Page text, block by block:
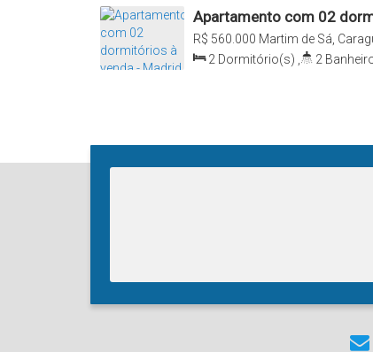
85
m²
Apartamento com 02
Martim de Sá,
R$ 560.000 Martim de Sá,
2 Dormitório(s) 2